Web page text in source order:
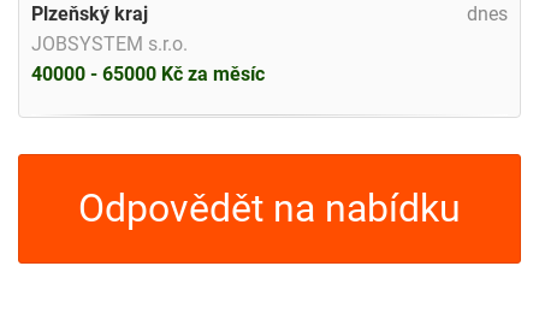
dnes
Plzeňský kraj
JOBSYSTEM s.r.o.
40000 - 65000 Kč za měsíc
Odpovědět na nabídku